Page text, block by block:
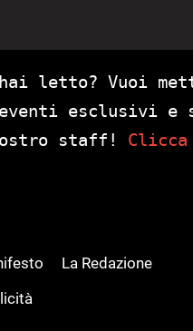
letto? Vuoi
eventi esclusivi
staff!
La Redazione